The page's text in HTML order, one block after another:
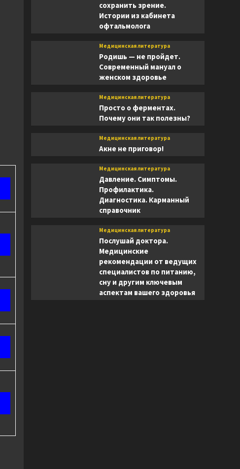
сохранить зрение.
Истории из кабинета
офтальмолога
Медицинская литература
Родишь — не пройдет.
Современный мануал о
женском здоровье
Медицинская литература
Просто о ферментах.
Почему они так полезны?
Медицинская литература
Акне не приговор!
Медицинская литература
Давление. Симптомы.
Профилактика.
Диагностика. Карманный
справочник
Медицинская литература
Послушай доктора.
Медицинские
рекомендации от ведущих
специалистов по питанию,
сну и другим ключевым
аспектам вашего здоровья